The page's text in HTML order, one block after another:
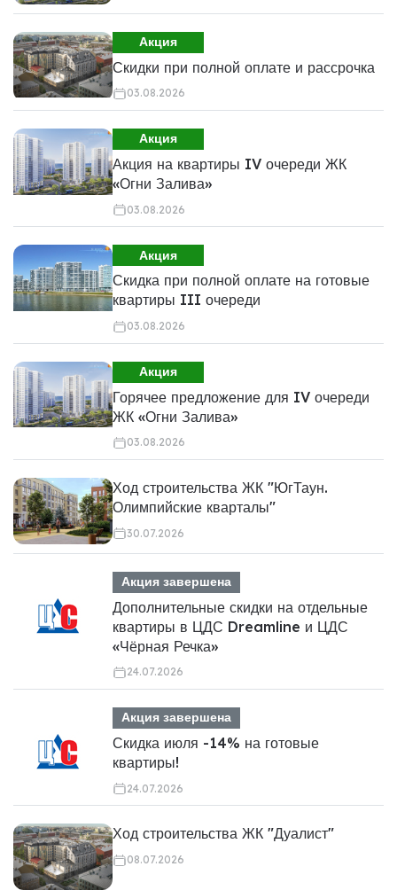
Акция
Скидки при полной оплате и рассрочка
03.08.2026
Акция
Акция на квартиры IV очереди ЖК
«Огни Залива»
03.08.2026
Акция
Скидка при полной оплате на готовые
квартиры III очереди
03.08.2026
Акция
Горячее предложение для IV очереди
ЖК «Огни Залива»
03.08.2026
Ход строительства ЖК "ЮгТаун.
Олимпийские кварталы"
30.07.2026
Акция завершена
Дополнительные скидки на отдельные
квартиры в ЦДС Dreamline и ЦДС
«Чёрная Речка»
24.07.2026
Акция завершена
Скидка июля -14% на готовые
квартиры!
24.07.2026
Ход строительства ЖК "Дуалист"
08.07.2026